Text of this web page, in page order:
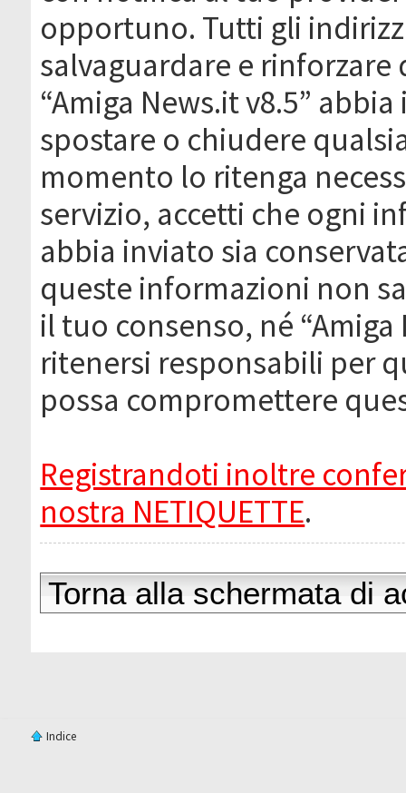
opportuno. Tutti gli
salvaguardare e
“Amiga News.it v8.5”
spostare o chiudere
momento lo ritenga
servizio, accetti che ogni
abbia inviato sia
queste informazioni non
il tuo consenso, né
ritenersi responsabili per
possa compromettere
Registrandoti inoltre
nostra NETIQUETTE.
Torna alla schermata di
Indice